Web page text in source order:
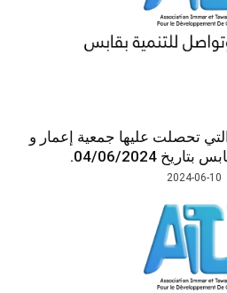
التي تحصلت عليها جمعية إعمار و
04/06/2024.